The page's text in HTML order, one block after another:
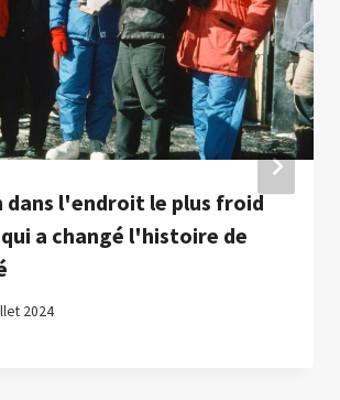
dans l'endroit le plus froid
a changé l'histoire de
2024